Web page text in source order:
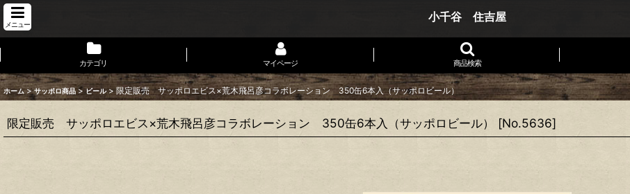
メニュー
小千谷 住吉屋
カテゴリ マイページ 商品検索
ホーム > サッポロ商品 > ビール > 限定販売 サッポロエビス×荒木飛呂彦コラボレーション 350缶6本入（サッポロビール）
限定販売 サッポロエビス×荒木飛呂彦コラボレーション 350缶6本入（サッポロビール） [No.5636]